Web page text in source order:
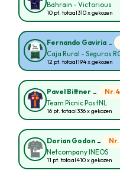
Bahrain - Victorious
10 pt. totaal310 x gekozen
Fernando Gaviria -
Caja Rural - Seguros
12 pt. totaal194 x gekozen
Pavel Bittner - Nr.
Team Picnic PostNL
16 pt. totaal336 x gekozen
Dorian Godon -
Netcompany INEOS
11 pt. totaal410 x gekozen